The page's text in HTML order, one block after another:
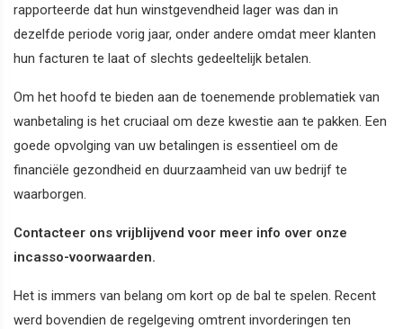
rapporteerde dat hun winstgevendheid lager was dan in
dezelfde periode vorig jaar, onder andere omdat meer klanten
hun facturen te laat of slechts gedeeltelijk betalen.
Om het hoofd te bieden aan de toenemende problematiek van
wanbetaling is het cruciaal om deze kwestie aan te pakken. Een
goede opvolging van uw betalingen is essentieel om de
financiële gezondheid en duurzaamheid van uw bedrijf te
waarborgen.
Contacteer ons vrijblijvend voor meer info over onze
incasso-voorwaarden.
Het is immers van belang om kort op de bal te spelen. Recent
werd bovendien de regelgeving omtrent invorderingen ten